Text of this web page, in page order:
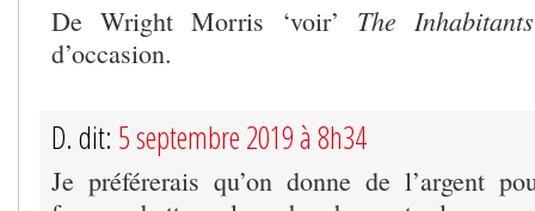
De Wright Morris ‘voir’ The Inhabitants
d’occasion.
D. dit: 5 septembre 2019 à 8h34
Je préférerais qu’on donne de l’argent